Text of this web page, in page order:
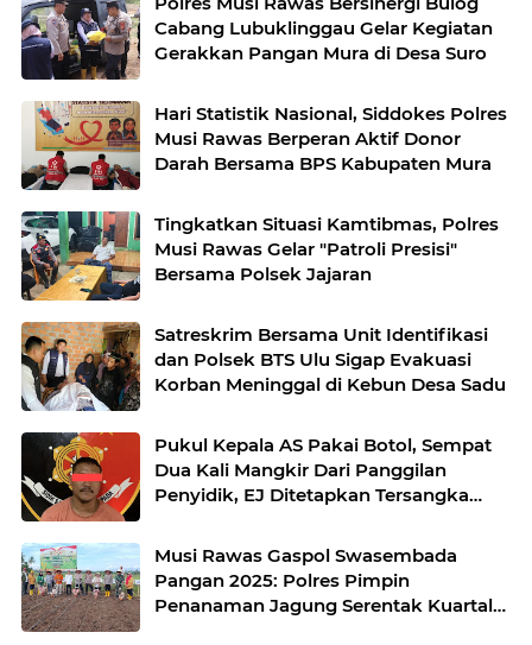
Cabang Lubuklinggau Gelar Kegiatan
Gerakkan Pangan Mura di Desa Suro
Hari Statistik Nasional, Siddokes Polres
Musi Rawas Berperan Aktif Donor
Darah Bersama BPS Kabupaten Mura
Tingkatkan Situasi Kamtibmas, Polres
Musi Rawas Gelar "Patroli Presisi"
Bersama Polsek Jajaran
Satreskrim Bersama Unit Identifikasi
dan Polsek BTS Ulu Sigap Evakuasi
Korban Meninggal di Kebun Desa Sadu
Pukul Kepala AS Pakai Botol, Sempat
Dua Kali Mangkir Dari Panggilan
Penyidik, EJ Ditetapkan Tersangka
Musi Rawas Gaspol Swasembada
Pangan 2025: Polres Pimpin
Penanaman Jagung Serentak Kuartal